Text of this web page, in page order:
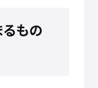
もの